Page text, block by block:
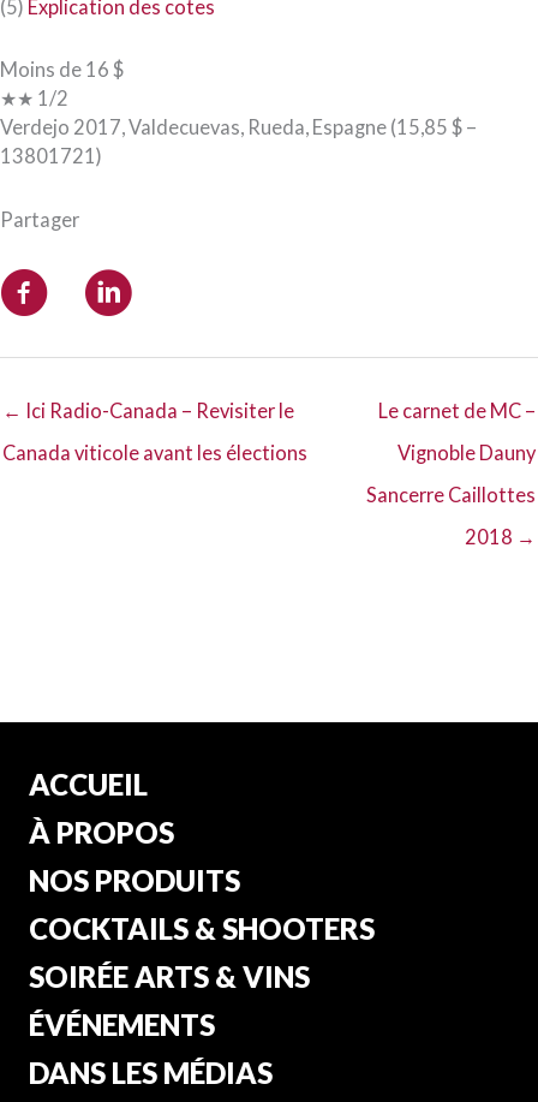
(5) Explication des cotes
Moins de 16 $
★★ 1/2
Verdejo 2017, Valdecuevas, Rueda, Espagne (15,85 $ –
13801721)
Partager
← Ici Radio-Canada – Revisiter le
Canada viticole avant les élections
Le carnet de MC –
Vignoble Dauny
Sancerre Caillottes
2018 →
ACCUEIL
À PROPOS
NOS PRODUITS
COCKTAILS & SHOOTERS
SOIRÉE ARTS & VINS
ÉVÉNEMENTS
DANS LES MÉDIAS